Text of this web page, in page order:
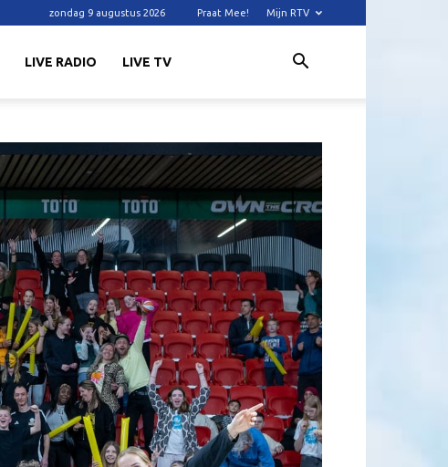
zondag 9 augustus 2026 Praat Mee! Mijn RTV
LIVE RADIO LIVE TV